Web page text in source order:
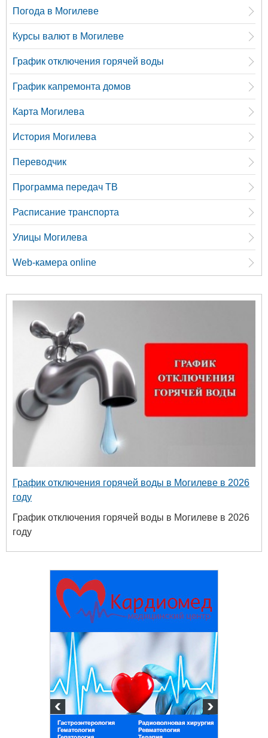
Погода в Могилеве
Курсы валют в Могилеве
График отключения горячей воды
График капремонта домов
Карта Могилева
История Могилева
Переводчик
Программа передач ТВ
Расписание транспорта
Улицы Могилева
Web-камера online
График отключения горячей воды в Могилеве в 2026
году
График отключения горячей воды в Могилеве в 2026
году